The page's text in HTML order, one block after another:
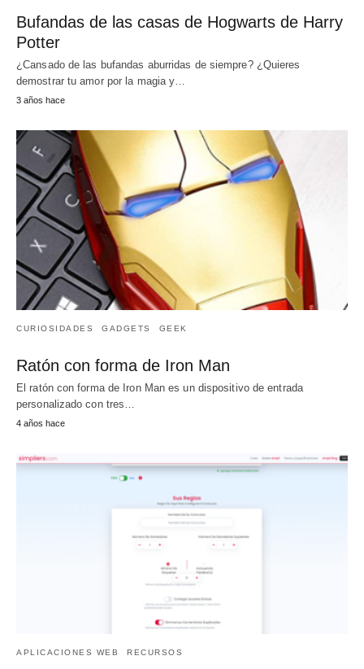
Bufandas de las casas de Hogwarts de Harry
Potter
¿Cansado de las bufandas aburridas de siempre? ¿Quieres
demostrar tu amor por la magia y…
3 años hace
CURIOSIDADES GADGETS GEEK
Ratón con forma de Iron Man
El ratón con forma de Iron Man es un dispositivo de entrada
personalizado con tres…
4 años hace
APLICACIONES WEB RECURSOS